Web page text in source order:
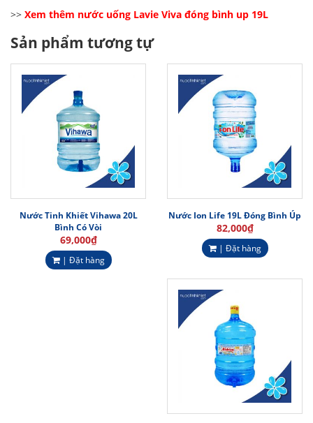
>> Xem thêm nước uống Lavie Viva đóng bình up 19L
Sản phẩm tương tự
Nước Tinh Khiết Vihawa 20L
Bình Có Vòi
69,000₫
| Đặt hàng
Nước Ion Life 19L Đóng Bình Úp
82,000₫
| Đặt hàng